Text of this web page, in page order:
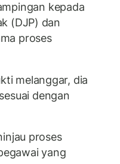
kepada
(DJP) dan
proses
melanggar, dia
dengan
proses
yang